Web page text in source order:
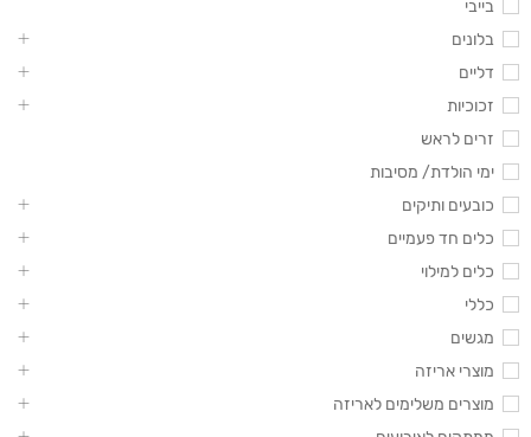
בייבי
בלונים
דליים
זכוכיות
זרים לראש
ימי הולדת/ מסיבות
כובעים ותיקים
כלים חד פעמיים
כלים למילוי
כללי
מגשים
מוצרי אריזה
מוצרים משלימים לאריזה